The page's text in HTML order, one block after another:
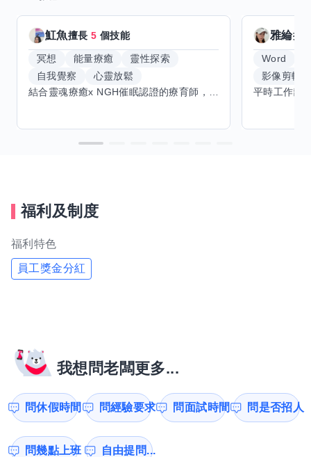
魟魚擅長5 個技能
冥想 能量療癒
靈性探索
自我覺察
心靈放鬆
雅綸擅
Word
影像剪輯
福利及制度
福利特色
員工獎金分紅
我想問老闆更多...
問休假時間 問經驗要求 問面試時間 問是否招人
問幾點上班 自由提問...